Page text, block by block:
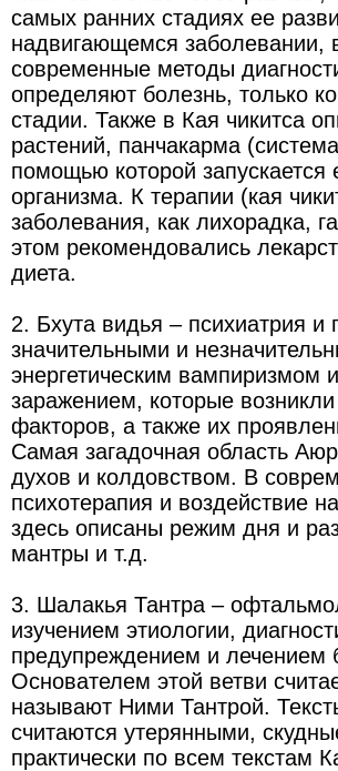
самых ранних стадиях ее
надвигающемся заболевании,
современные методы
определяют болезнь, только
стадии. Также в Кая чикитса
растений, панчакарма
помощью которой запускается
организма. К терапии (кая
заболевания, как лихорадка,
этом рекомендовались
диета.
2. Бхута видья – психиатрия и
значительными и
энергетическим вампиризмом
заражением, которые
факторов, а также их
Самая загадочная область
духов и колдовством. В
психотерапия и воздействие
здесь описаны режим дня и
мантры и т.д.
3. Шалакья Тантра –
изучением этиологии,
предупреждением и лечением
Основателем этой ветви
называют Ними Тантрой.
считаются утерянными,
практически по всем текстам